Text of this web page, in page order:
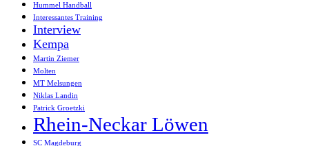
Hummel Handball
Interessantes Training
Interview
Kempa
Martin Ziemer
Molten
MT Melsungen
Niklas Landin
Patrick Groetzki
Rhein-Neckar Löwen
SC Magdeburg